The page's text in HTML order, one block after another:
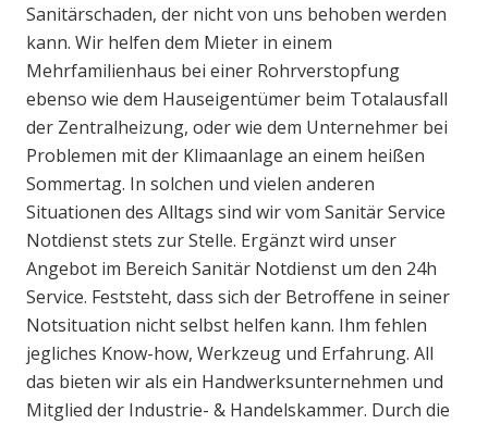
Sanitärschaden, der nicht von uns behoben werden
kann. Wir helfen dem Mieter in einem
Mehrfamilienhaus bei einer Rohrverstopfung
ebenso wie dem Hauseigentümer beim Totalausfall
der Zentralheizung, oder wie dem Unternehmer bei
Problemen mit der Klimaanlage an einem heißen
Sommertag. In solchen und vielen anderen
Situationen des Alltags sind wir vom Sanitär Service
Notdienst stets zur Stelle. Ergänzt wird unser
Angebot im Bereich Sanitär Notdienst um den 24h
Service. Feststeht, dass sich der Betroffene in seiner
Notsituation nicht selbst helfen kann. Ihm fehlen
jegliches Know-how, Werkzeug und Erfahrung. All
das bieten wir als ein Handwerksunternehmen und
Mitglied der Industrie- & Handelskammer. Durch die